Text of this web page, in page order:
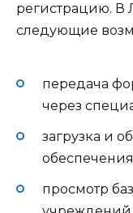
регистрацию. В
следующие
передача
через
загрузка и
просмотр